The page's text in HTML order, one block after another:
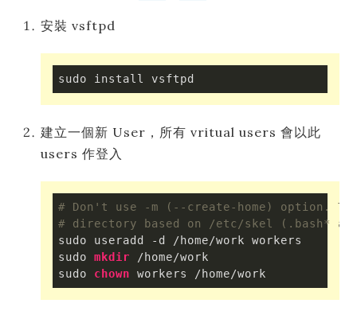
安裝 vsftpd
sudo install vsftpd
建立一個新 User，所有 vritual users 會以此
users 作登入
# Don't use -m (--create-home) option.
# directory based on /etc/skel (.bash*
sudo useradd -d /home/work workers
sudo mkdir /home/work
sudo chown workers /home/work